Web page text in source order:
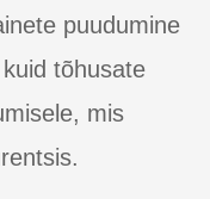
puudumine
tõhusate
mis